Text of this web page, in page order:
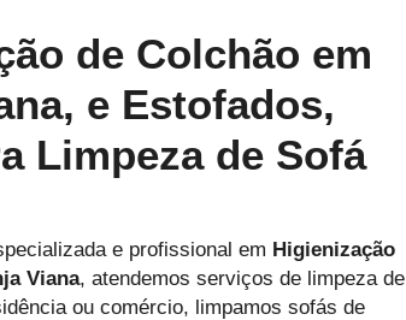
de Colchão em
e Estofados,
Limpeza de Sofá
e profissional em Higienização
Viana, atendemos serviços de limpeza de
ou comércio, limpamos sofás de